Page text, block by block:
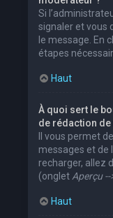
Si
signaler et vous
le message. En
étapes
Haut
À quoi sert le
de rédaction de
Il vous permet
messages et de
recharger, allez
(ongletAperçu
Haut